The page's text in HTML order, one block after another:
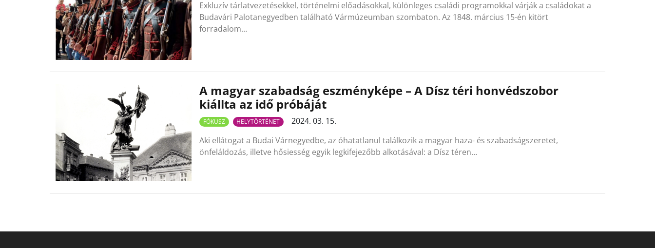
Exkluzív tárlatvezetésekkel, történelmi előadásokkal, különleges családi programokkal várják a családokat a
Budavári Palotanegyedben található Vármúzeumban szombaton. Az 1848. március 15-én kitört
forradalom…
A magyar szabadság eszményképe – A Dísz téri honvédszobor
kiállta az idő próbáját
FÓKUSZ HELYTÖRTÉNET
2024. 03. 15.
Aki ellátogat a Budai Várnegyedbe, az óhatatlanul találkozik a magyar haza- és szabadságszeretet,
önfeláldozás, illetve hősiesség egyik legkifejezőbb alkotásával: a Dísz téren…